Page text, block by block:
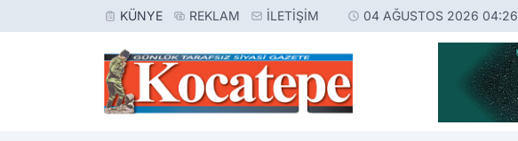
KÜNYE REKLAM İLETIŞIM 04 AĞUSTOS 2026 04:26